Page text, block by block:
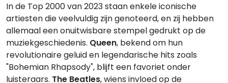
In de Top 2000 van 2023 staan enkele iconische
artiesten die veelvuldig zijn genoteerd, en zij hebben
allemaal een onuitwisbare stempel gedrukt op de
muziekgeschiedenis. Queen, bekend om hun
revolutionaire geluid en legendarische hits zoals
"Bohemian Rhapsody", blijft een favoriet onder
luisteraars. The Beatles, wiens invloed op de